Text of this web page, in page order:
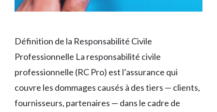
Définition de la Responsabilité Civile
Professionnelle La responsabilité civile
professionnelle (RC Pro) est l’assurance qui
couvre les dommages causés à des tiers — clients,
fournisseurs, partenaires — dans le cadre de